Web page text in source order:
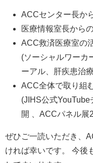
ACCセンター長か
医療情報室長から
ACC救済医療室の
(ソーシャルワーカ
ーアル、肝疾患治
ACC全体で取り組
(JIHS公式
開 、ACCパネル展
ぜひご一読いただき、
ければ幸いです。 今後